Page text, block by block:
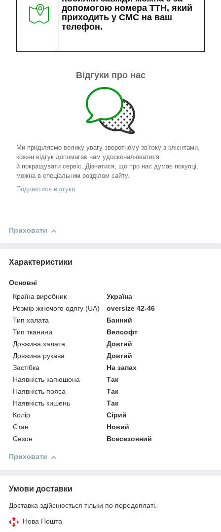
допомогою номера ТТН, який
приходить у СМС на ваш
телефон.
Відгуки про нас
Ми приділяємо велику увагу зворотному зв'язку з клієнтами,
кожен відгук допомагає нам удосконалюватися
й покращувати сервіс. Дізнатися, що про нас думає покупці,
можна в спеціальним розділом сайту.
Подивитися відгуки
Приховати
Характеристики
Основні
Країна виробник
Україна
Розмір жіночого одягу (UA)
oversize 42-46
Тип халата
Банний
Тип тканини
Велсофт
Довжина халата
Довгий
Довжина рукава
Довгий
Застібка
На запах
Наявність капюшона
Так
Наявність пояса
Так
Наявність кишень
Так
Колір
Сірий
Стан
Новий
Сезон
Всесезонний
Приховати
Умови доставки
Доставка здійснюється тільки по передоплаті.
Нова Пошта